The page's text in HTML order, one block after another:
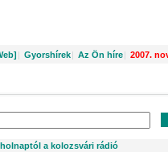
| Gyorshírek| Az Ön híre| 2007.
a kolozsvári rádió